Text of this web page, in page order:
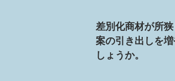
差別化商材が所
案の引き出しを
しょうか。